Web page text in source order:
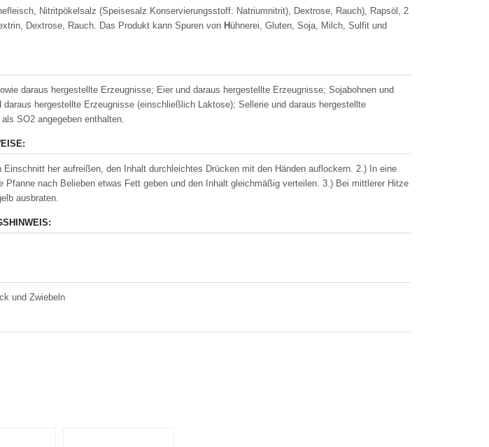
Nitritpökelsalz (Speisesalz Konservierungsstoff: Natriumnitrit), Dextrose, Rauch), Rapsöl, 2
Dextrose, Rauch. Das Produkt kann Spuren von H ühnerei, Gluten, Soja, Milch, Sulfit und
daraus hergestellte Erzeugnisse; Eier und daraus hergestellte Erzeugnisse; Sojabohnen und
hergestellte Erzeugnisse (einschließlich Laktose); Sellerie und daraus hergestellte
SO2 angegeben enthalten.
her aufreißen, den Inhalt durchleichtes Drücken mit den Händen auflockern. 2.) In eine
Pfanne nach Belieben etwas Fett geben und den Inhalt gleichmäßig verteilen. 3.) Bei mittlerer Hitze
ausbraten.
und Zwiebeln